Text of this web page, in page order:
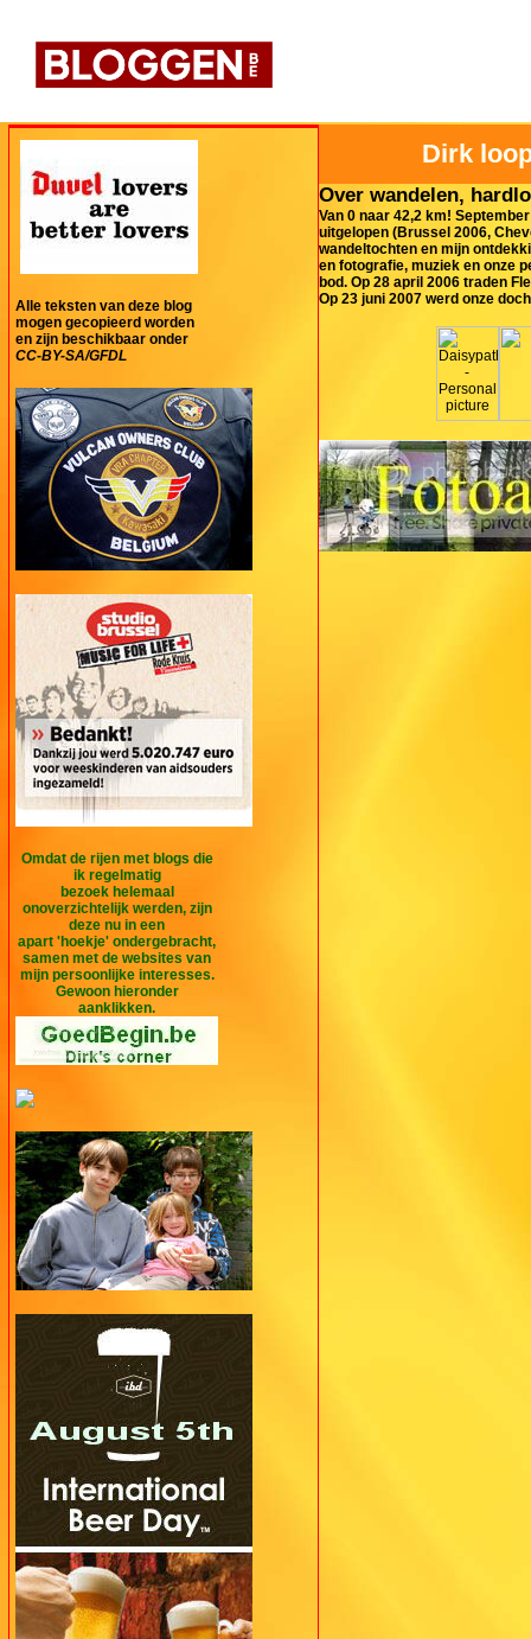
Alle teksten van deze blog
mogen gecopieerd worden
en zijn beschikbaar onder
CC-BY-SA/GFDL
Omdat de rijen met blogs die
ik regelmatig
bezoek helemaal
onoverzichtelijk werden, zijn
deze nu in een
apart 'hoekje' ondergebracht,
samen met de websites van
mijn persoonlijke interesses.
Gewoon hieronder
aanklikken.
Dirk
Over wandelen,
Van 0 naar 42,2 km!
uitgelopen (Brussel 2006,
wandeltochten en mijn
en fotografie, muziek en onze
bod. Op 28 april 2006 traden
Op 23 juni 2007 werd onze